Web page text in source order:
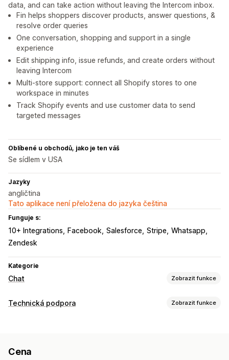
data, and can take action without leaving the Intercom inbox.
Fin helps shoppers discover products, answer questions, &
resolve order queries
One conversation, shopping and support in a single
experience
Edit shipping info, issue refunds, and create orders without
leaving Intercom
Multi-store support: connect all Shopify stores to one
workspace in minutes
Track Shopify events and use customer data to send
targeted messages
Oblíbené u obchodů, jako je ten váš
Se sídlem v USA
Jazyky
angličtina
Tato aplikace není přeložena do jazyka čeština
Funguje s:
10+ Integrations Facebook Salesforce Stripe Whatsapp
Zendesk
Kategorie
Chat Zobrazit funkce
Posílání zpráv v reálném čase
Zpětné volání
Technická podpora Zobrazit funkce
Sociální sítě
Cena